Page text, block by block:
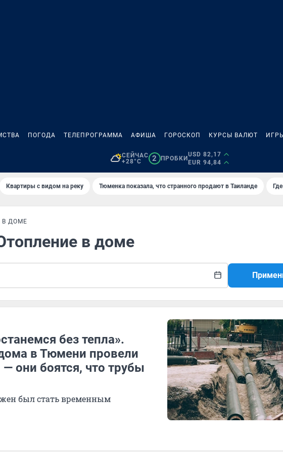
ПОГОДА ТЕЛЕПРОГРАММА АФИША ГОРОСКОП КУРСЫ ВАЛЮТ
СЕЙЧАС
+28°C
2 ПРОБКИ
USD 82,17
EUR 94,84
Квартиры с видом на реку Тюменка показала, что странного продают в Таиланде
В ДОМЕ
в доме
без тепла».
в Тюмени провели
они боятся, что трубы
был стать временным